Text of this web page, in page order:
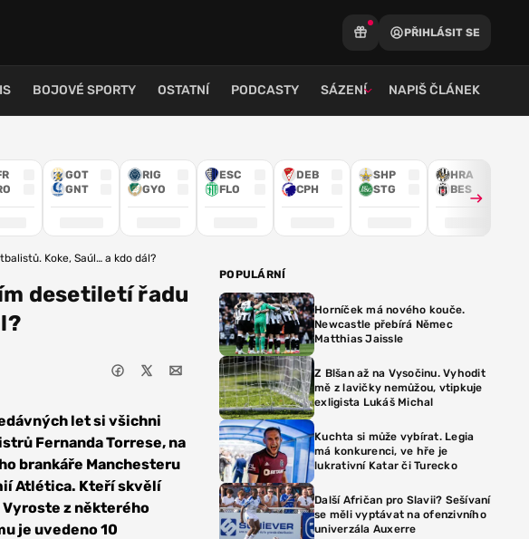
PŘIHLÁSIT SE
BOJOVÉ SPORTY OSTATNÍ PODCASTY SÁZENÍ NAPIŠ ČLÁNEK
GOT
GNT
RIG
GYO
ESC
FLO
DEB
CPH
SHP
STG
HRA
BES
Koke, Saúl… a kdo dál?
desetiletí řadu
let si všichni
Fernanda Torrese, na
brankáře Manchesteru
Atlética. Kteří skvělí
z některého
je uvedeno 10
POPULÁRNÍ
Horníček má nového kouče.
Newcastle přebírá Němec
Matthias Jaissle
Z Blšan až na Vysočinu. Vyhodit
mě z lavičky nemůžou, vtipkuje
exligista Lukáš Michal
Kuchta si může vybírat. Legia
má konkurenci, ve hře je
lukrativní Katar či Turecko
Další Afričan pro Slavii? Sešívaní
se měli vyptávat na ofenzivního
univerzála Auxerre